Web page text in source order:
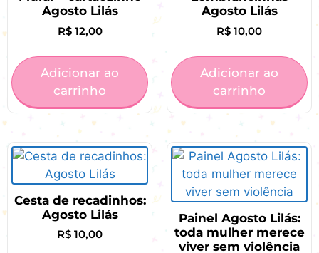
Agosto Lilás
R$12,00
Adicionar ao
carrinho
Agosto Lilás
R$ 10,00
Adicionar ao
carrinho
Cesta de recadinhos:
Agosto Lilás
R$ 10,00
Painel Agosto Lilás:
toda mulher merece
viver sem violência